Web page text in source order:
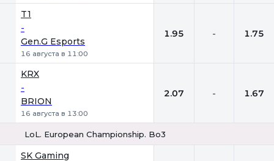
T1
-
Gen.G Esports
16 августа в 11:00
1.95 - 1.75
KRX
-
BRION
16 августа в 13:00
2.07 - 1.67
LoL. European Championship. Bo3
SK Gaming